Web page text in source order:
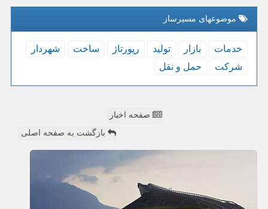
موضوعهای مسیرساز
خدمات بازار تولید رپورتاژ ساخت
شهردار
شركت
حمل و نقل
صفحه اخبار
بازگشت به صفحه اصلی